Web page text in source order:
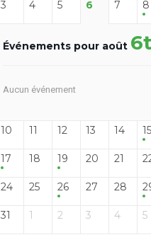
3 4 5 6 7 8
Événements pour août
Aucun événement
10 11 12 13 14 15
17 18 19 20 21
24 25 26 27 28
31 1 2 3 4 5